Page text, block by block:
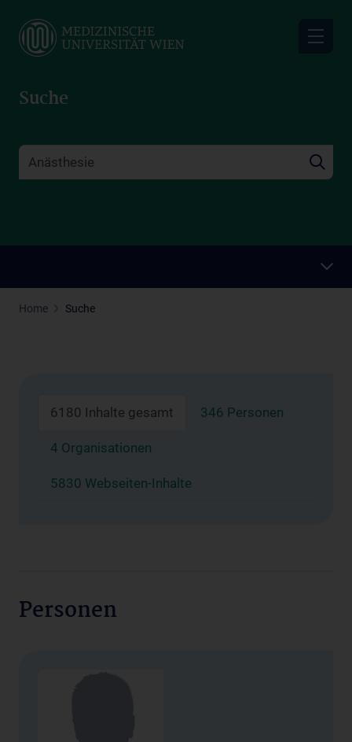
main
Suche
Home Suche
6180 Inhalte gesamt 346 Personen
4 Organisationen
5830 Webseiten-Inhalte
Personen